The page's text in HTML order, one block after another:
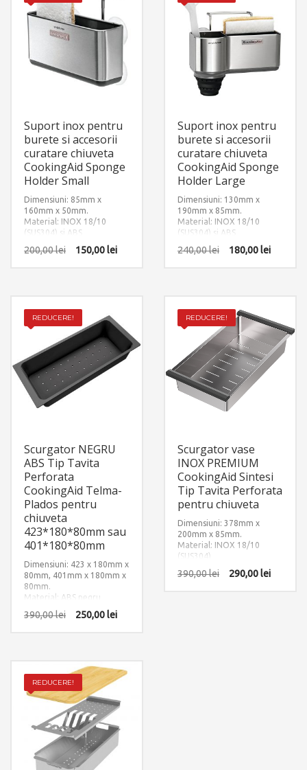
Suport inox pentru
burete si accesorii
curatare chiuveta
CookingAid Sponge
Holder Small
Dimensiuni: 85mm x
160mm x 50mm.
Material: INOX 18/10
(SUS304) si ABS
200,00lei 150,00lei
Suport inox pentru
burete si accesorii
curatare chiuveta
CookingAid Sponge
Holder Large
Dimensiuni: 130mm x
190mm x 85mm.
Material: INOX 18/10
(SUS304) si ABS
240,00lei 180,00lei
REDUCERE!
Scurgator NEGRU
ABS Tip Tavita
Perforata
CookingAid Telma-
Plados pentru
chiuveta
423*180*80mm sau
401*180*80mm
Dimensiuni: 423 x 180mm x
80mm, 401mm x 180mm x
80mm.
Material: ABS negru
390,00lei 250,00lei
REDUCERE!
Scurgator vase
INOX PREMIUM
CookingAid Sintesi
Tip Tavita Perforata
pentru chiuveta
Dimensiuni: 378mm x
200mm x 85mm.
Material: INOX 18/10
(SUS304)
390,00lei 290,00lei
REDUCERE!